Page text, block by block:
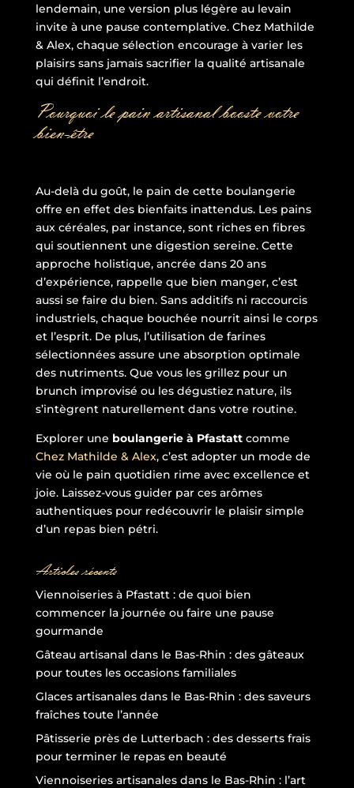
lendemain, une version plus légère au levain
invite à une pause contemplative. Chez Mathilde
& Alex, chaque sélection encourage à varier les
plaisirs sans jamais sacrifier la qualité artisanale
qui définit l’endroit.
Pourquoi le pain artisanal booste votre
bien-être
Au-delà du goût, le pain de cette boulangerie
offre en effet des bienfaits inattendus. Les pains
aux céréales, par instance, sont riches en fibres
qui soutiennent une digestion sereine. Cette
approche holistique, ancrée dans 20 ans
d’expérience, rappelle que bien manger, c’est
aussi se faire du bien. Sans additifs ni raccourcis
industriels, chaque bouchée nourrit ainsi le corps
et l’esprit. De plus, l’utilisation de farines
sélectionnées assure une absorption optimale
des nutriments. Que vous les grillez pour un
brunch improvisé ou les dégustiez nature, ils
s’intègrent naturellement dans votre routine.
Explorer une boulangerie à Pfastattcomme
Chez Mathilde & Alex, c’est adopter un mode de
vie où le pain quotidien rime avec excellence et
joie. Laissez-vous guider par ces arômes
authentiques pour redécouvrir le plaisir simple
d’un repas bien pétri.
Articles récents
Viennoiseries à Pfastatt : de quoi bien
commencer la journée ou faire une pause
gourmande
Gâteau artisanal dans le Bas-Rhin : des gâteaux
pour toutes les occasions familiales
Glaces artisanales dans le Bas-Rhin : des saveurs
fraîches toute l’année
Pâtisserie près de Lutterbach : des desserts frais
pour terminer le repas en beauté
Viennoiseries artisanales dans le Bas-Rhin : l’art